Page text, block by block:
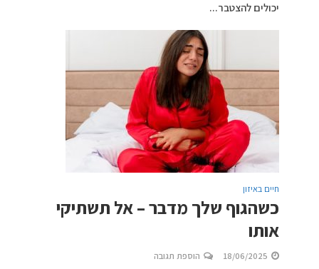
יכולים להצטבר...
חיים באיזון
כשהגוף שלך מדבר – אל תשתיקי
אותו
18/06/2025 הוספת תגובה